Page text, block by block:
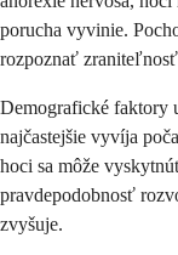
porucha vyvinie.
rozpoznať
Demografické faktory
najčastejšie vyvíja
hoci sa môže
pravdepodobnosť
zvyšuje.